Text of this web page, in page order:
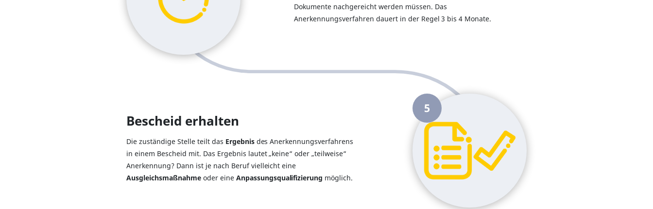
Dokumente nachgereicht werden müssen. Das
Anerkennungsverfahren dauert in der Regel 3 bis 4 Monate.
Bescheid erhalten
Die zuständige Stelle teilt das Ergebnis des Anerkennungsverfahrens
in einem Bescheid mit. Das Ergebnis lautet „keine“ oder „teilweise“
Anerkennung? Dann ist je nach Beruf vielleicht eine
Ausgleichsmaßnahme oder eine Anpassungsqualifizierung möglich.
5